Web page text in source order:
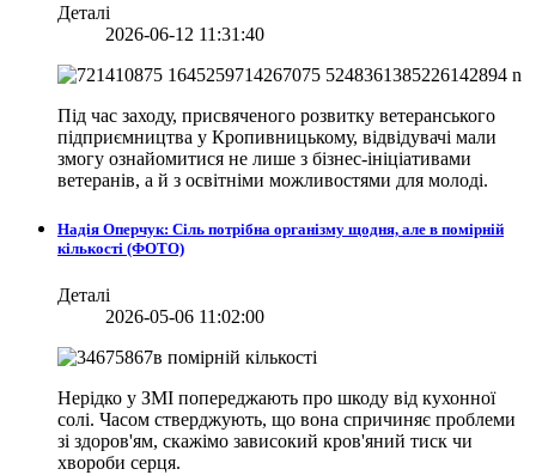
Деталі
2026-06-12 11:31:40
Під час заходу, присвяченого розвитку ветеранського
підприємництва у Кропивницькому, відвідувачі мали
змогу ознайомитися не лише з бізнес-ініціативами
ветеранів, а й з освітніми можливостями для молоді.
Надія Оперчук: Сіль потрібна організму щодня, але в помірній
кількості (ФОТО)
Деталі
2026-05-06 11:02:00
Нерідко у ЗМІ попереджають про шкоду від кухонної
солі. Часом стверджують, що вона спричиняє проблеми
зі здоров'ям, скажімо зависокий кров'яний тиск чи
хвороби серця.